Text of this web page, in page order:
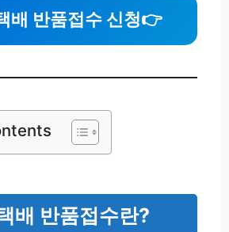
배 반품접수 신청👉
배 반품접수란?